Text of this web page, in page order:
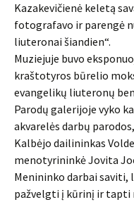
Kazakevičienė keletą
fotografavo ir parengė
liuteronai šiandien“.
Muziejuje buvo
kraštotyros būrelio
evangelikų liuteronų
Parodų galerijoje vyko
akvarelės darbų
Kalbėjo dailininkas
menotyrininkė Jovita
Menininko darbai
pažvelgti į kūrinį ir tapti